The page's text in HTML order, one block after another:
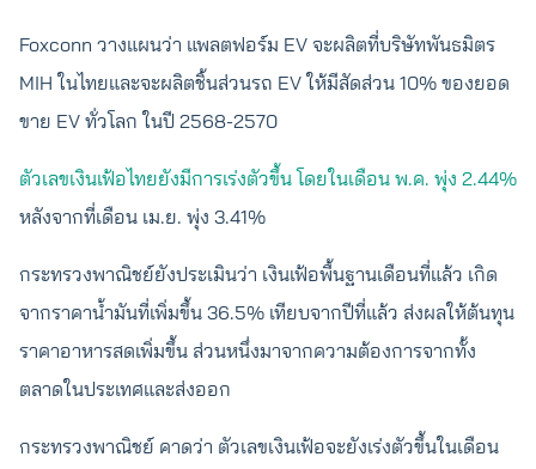
Foxconn วางแผนว่า แพลตฟอร์ม EV จะผลิตที่บริษัทพันธมิตร
MIH ในไทยและจะผลิตชิ้นส่วนรถ EV ให้มีสัดส่วน 10% ของยอด
ขาย EV ทั่วโลก ในปี 2568-2570
ตัวเลขเงินเฟ้อไทยยังมีการเร่งตัวขึ้น โดยในเดือน พ.ค. พุ่ง 2.44%
หลังจากที่เดือน เม.ย. พุ่ง 3.41%
กระทรวงพาณิชย์ยังประเมินว่า เงินเฟ้อพื้นฐานเดือนที่แล้ว เกิด
จากราคาน้ำมันที่เพิ่มขึ้น 36.5% เทียบจากปีที่แล้ว ส่งผลให้ต้นทุน
ราคาอาหารสดเพิ่มขึ้น ส่วนหนึ่งมาจากความต้องการจากทั้ง
ตลาดในประเทศและส่งออก
กระทรวงพาณิชย์ คาดว่า ตัวเลขเงินเฟ้อจะยังเร่งตัวขึ้นในเดือน